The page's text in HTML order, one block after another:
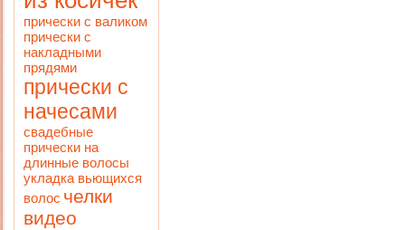
прически с валиком
прически с
накладными
прядями
прически с
начесами
свадебные
прически на
длинные волосы
укладка вьющихся
волос челки
видео